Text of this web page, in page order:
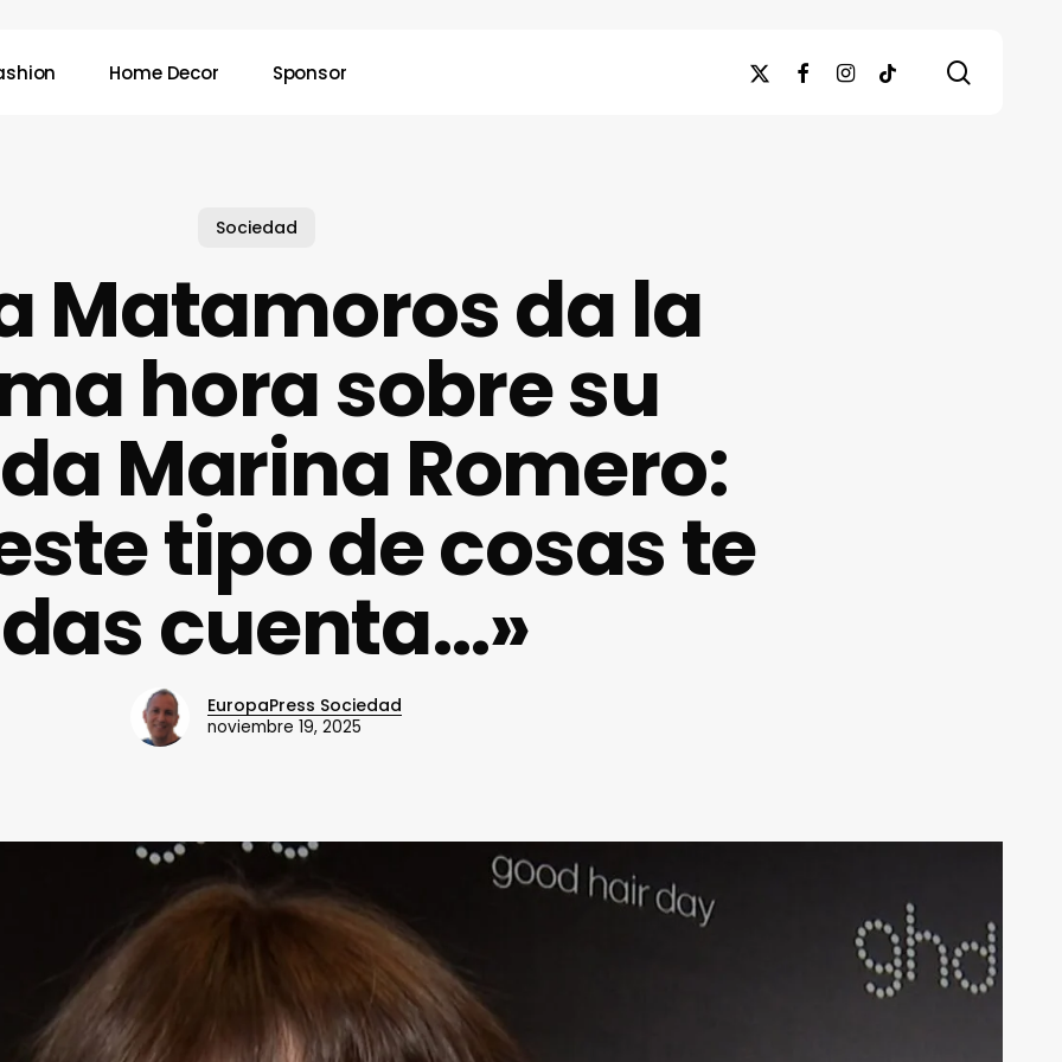
Home Decor Sponsor
x-
facebookinstagram
tiktok
Sociedad
Matamoros da la
hora sobre su
Marina Romero:
tipo de cosas te
das cuenta…»
EuropaPress Sociedad
noviembre 19, 2025